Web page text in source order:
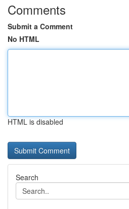
Comments
Submit a Comment
No HTML
HTML is disabled
Search